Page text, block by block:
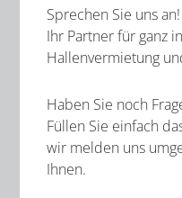
Sprechen Sie uns an!
Ihr Partner für ganz
Hallenvermietung
Haben Sie noch
Füllen Sie einfach
wir melden uns
Ihnen.